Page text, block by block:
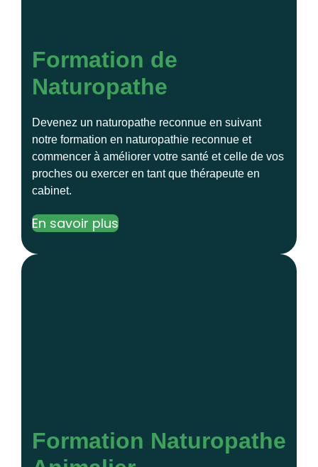
Formation de
Naturopathe
Devenez un naturopathe reconnue en suivant
notre formation en naturopathie reconnue et
commencer à améliorer votre santé et celle de vos
proches ou exercer en tant que thérapeute en
cabinet.
En savoir plus
Formation Naturopathe